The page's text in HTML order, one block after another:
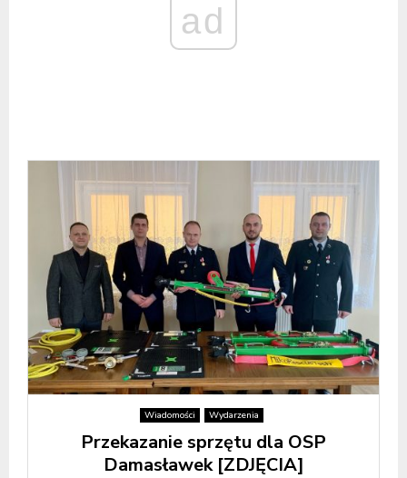
ad
Wiadomości Wydarzenia
Przekazanie sprzętu dla OSP
Damasławek [ZDJĘCIA]